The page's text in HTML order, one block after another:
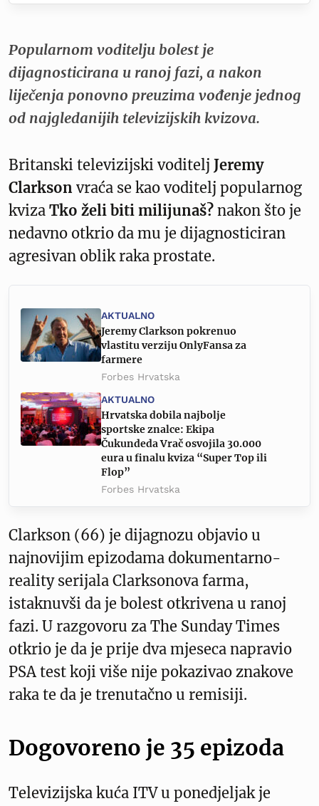
Popularnom voditelju bolest je
dijagnosticirana u ranoj fazi, a nakon
liječenja ponovno preuzima vođenje jednog
od najgledanijih televizijskih kvizova.
Britanski televizijski voditelj Jeremy
Clarkson vraća se kao voditelj popularnog
kviza Tko želi biti milijunaš? nakon što je
nedavno otkrio da mu je dijagnosticiran
agresivan oblik raka prostate.
AKTUALNO
Jeremy Clarkson pokrenuo
vlastitu verziju OnlyFansa za
farmere
Forbes Hrvatska
AKTUALNO
Hrvatska dobila najbolje
sportske znalce: Ekipa
Čukundeda Vrač osvojila 30.000
eura u finalu kviza “Super Top ili
Flop”
Forbes Hrvatska
Clarkson (66) je dijagnozu objavio u
najnovijim epizodama dokumentarno-
reality serijala Clarksonova farma,
istaknuvši da je bolest otkrivena u ranoj
fazi. U razgovoru za The Sunday Times
otkrio je da je prije dva mjeseca napravio
PSA test koji više nije pokazivao znakove
raka te da je trenutačno u remisiji.
Dogovoreno je 35 epizoda
Televizijska kuća ITV u ponedjeljak je